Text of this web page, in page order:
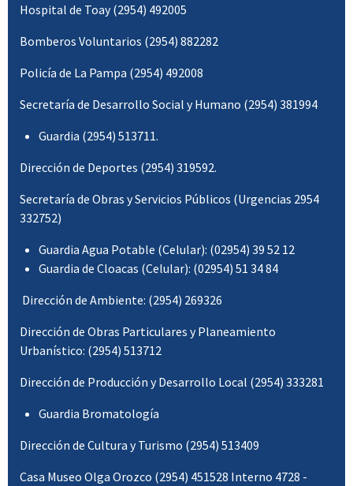
Hospital de Toay (2954) 492005
Bomberos Voluntarios (2954) 882282
Policía de La Pampa (2954) 492008
Secretaría de Desarrollo Social y Humano (2954) 381994
Guardia (2954) 513711.
Dirección de Deportes (2954) 319592.
Secretaría de Obras y Servicios Públicos (Urgencias 2954
332752)
Guardia Agua Potable (Celular): (02954) 39 52 12
Guardia de Cloacas (Celular): (02954) 51 34 84
Dirección de Ambiente: (2954) 269326
Dirección de Obras Particulares y Planeamiento
Urbanístico: (2954) 513712
Dirección de Producción y Desarrollo Local (2954) 333281
Guardia Bromatología
Dirección de Cultura y Turismo (2954) 513409
Casa Museo Olga Orozco (2954) 451528 Interno 4728 -